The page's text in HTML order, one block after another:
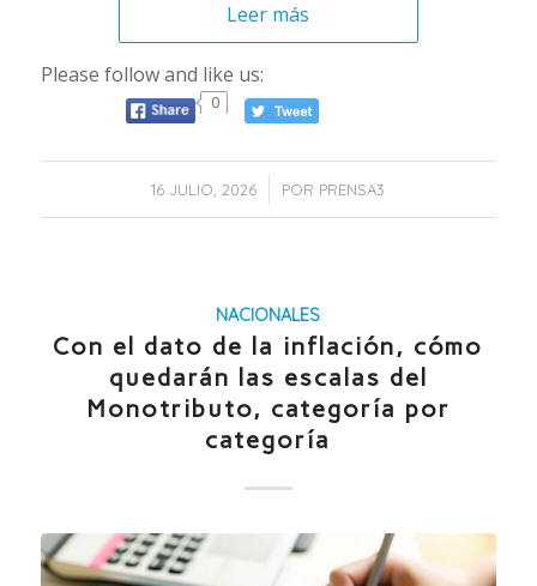
Leer más
Please follow and like us:
0
16 JULIO, 2026
/ POR PRENSA3
NACIONALES
Con el dato de la inflación, cómo
quedarán las escalas del
Monotributo, categoría por
categoría